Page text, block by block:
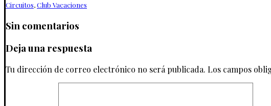
Circuitos,Club Vacaciones
Sin comentarios
Deja una respuesta
Tu dirección de correo electrónico no será publicada. Los campos